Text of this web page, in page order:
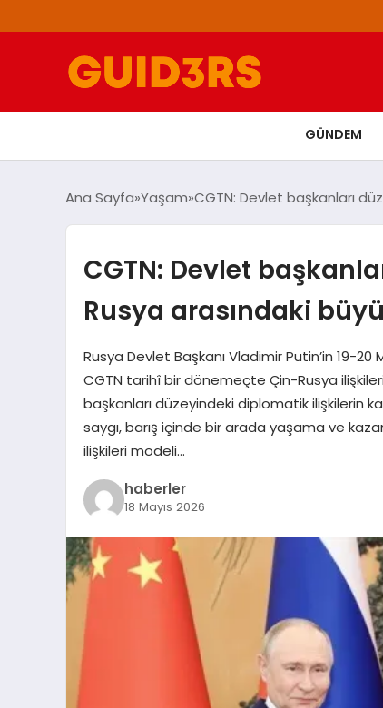
GÜNDEM
Ana Sayfa Yaşam CGTN: Devlet başkanları
CGTN: Devlet
Rusya arasındaki
Rusya Devlet Başkanı Vladimir Putin’in 19-
CGTN tarihî bir dönemeçte Çin-Rusya
başkanları düzeyindeki diplomatik ilişkilerin
saygı, barış içinde bir arada yaşama ve
ilişkileri modeli…
haberler
18 Mayıs 2026